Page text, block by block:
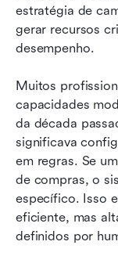
estratégia de
gerar recursos
desempenho.
Muitos
capacidades
da década
significava
em regras. Se
de compras, o
específico. Isso
eficiente, mas
definidos por